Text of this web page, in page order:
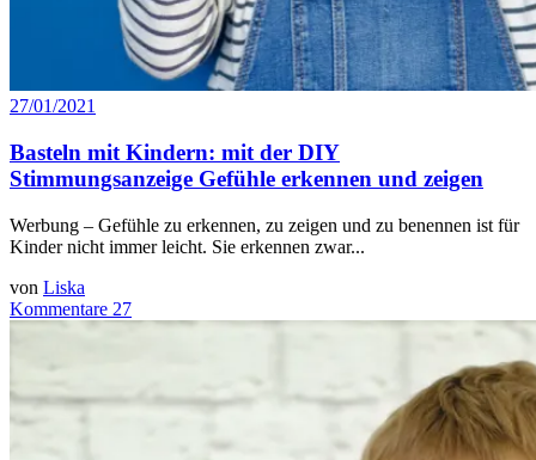
27/01/2021
Basteln mit Kindern: mit der DIY
Stimmungsanzeige Gefühle erkennen und zeigen
Werbung – Gefühle zu erkennen, zu zeigen und zu benennen ist für
Kinder nicht immer leicht. Sie erkennen zwar...
von Liska
Kommentare 27